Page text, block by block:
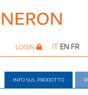
LOGIN IT EN FR
INFO SUL PRODOTTO